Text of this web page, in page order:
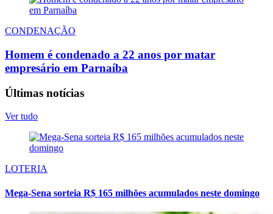
CONDENAÇÃO
Homem é condenado a 22 anos por matar
empresário em Parnaíba
Últimas notícias
Ver tudo
LOTERIA
Mega-Sena sorteia R$ 165 milhões acumulados neste domingo